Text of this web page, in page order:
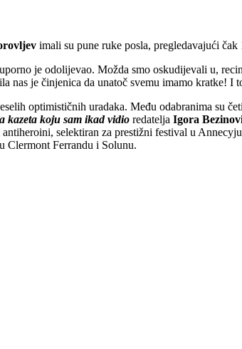
imali su pune ruke posla, pregledavajući
je odolijevao. Možda smo oskudijevali u,
je činjenica da unatoč svemu imamo kratke! I
optimističnih uradaka. Među odabranima su
kazeta koju sam ikad vidio redatelja Igora
selektiran za prestižni festival u
Clermont Ferrandu i Solunu.